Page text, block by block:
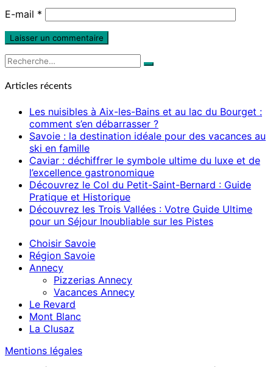
E-mail *
Rechercher :
Recherche
Articles récents
Les nuisibles à Aix-les-Bains et au lac du Bourget :
comment s’en débarrasser ?
Savoie : la destination idéale pour des vacances au
ski en famille
Caviar : déchiffrer le symbole ultime du luxe et de
l’excellence gastronomique
Découvrez le Col du Petit-Saint-Bernard : Guide
Pratique et Historique
Découvrez les Trois Vallées : Votre Guide Ultime
pour un Séjour Inoubliable sur les Pistes
Choisir Savoie
Région Savoie
Annecy
Pizzerias Annecy
Vacances Annecy
Le Revard
Mont Blanc
La Clusaz
Mentions légales